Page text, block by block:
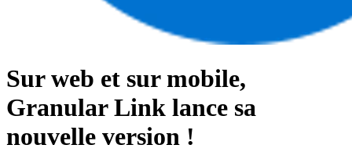
Sur web et sur mobile,
Granular Link lance sa
nouvelle version !